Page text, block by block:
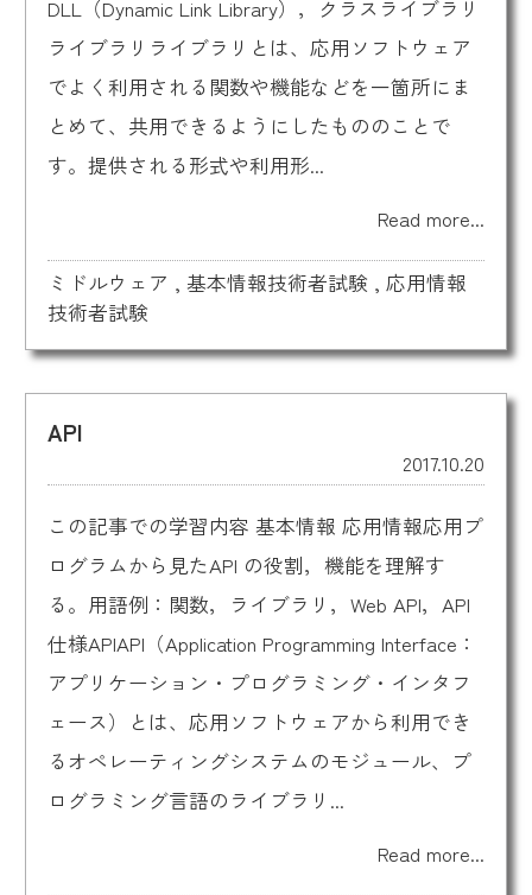
DLL（Dynamic Link Library），クラスライブラリ
ライブラリライブラリとは、応用ソフトウェア
でよく利用される関数や機能などを一箇所にま
とめて、共用できるようにしたもののことで
す。提供される形式や利用形...
Read more...
ミドルウェア , 基本情報技術者試験 , 応用情報
技術者試験
API
2017.10.20
この記事での学習内容 基本情報 応用情報応用プ
ログラムから見たAPI の役割，機能を理解す
る。用語例：関数，ライブラリ，Web API，API
仕様APIAPI（Application Programming Interface：
アプリケーション・プログラミング・インタフ
ェース）とは、応用ソフトウェアから利用でき
るオペレーティングシステムのモジュール、プ
ログラミング言語のライブラリ...
Read more...